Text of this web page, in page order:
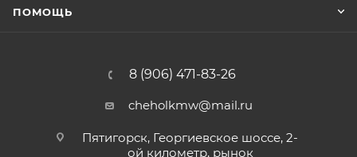
ПОМОЩЬ
8 (906) 471-83-26
cheholkmw@mail.ru
Пятигорск, Георгиевское шоссе, 2-
ой километр, рынок